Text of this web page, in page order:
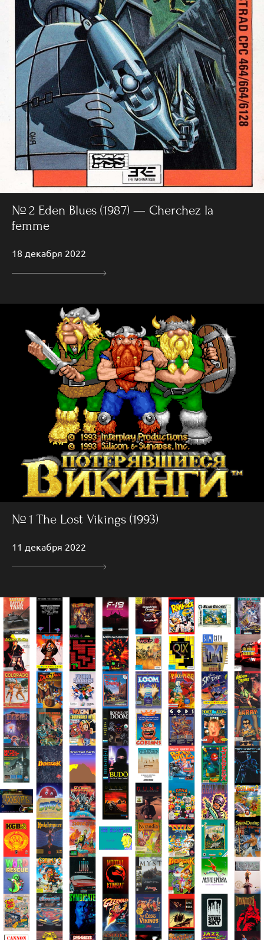
№ 2 Eden Blues (1987) — Cherchez la
femme
18 декабря 2022
№ 1 The Lost Vikings (1993)
11 декабря 2022